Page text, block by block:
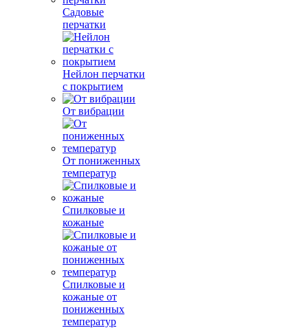
Садовые
перчатки
Нейлон перчатки
с покрытием
От вибрации
От пониженных
температур
Спилковые и
кожаные
Спилковые и
кожаные от
пониженных
температур